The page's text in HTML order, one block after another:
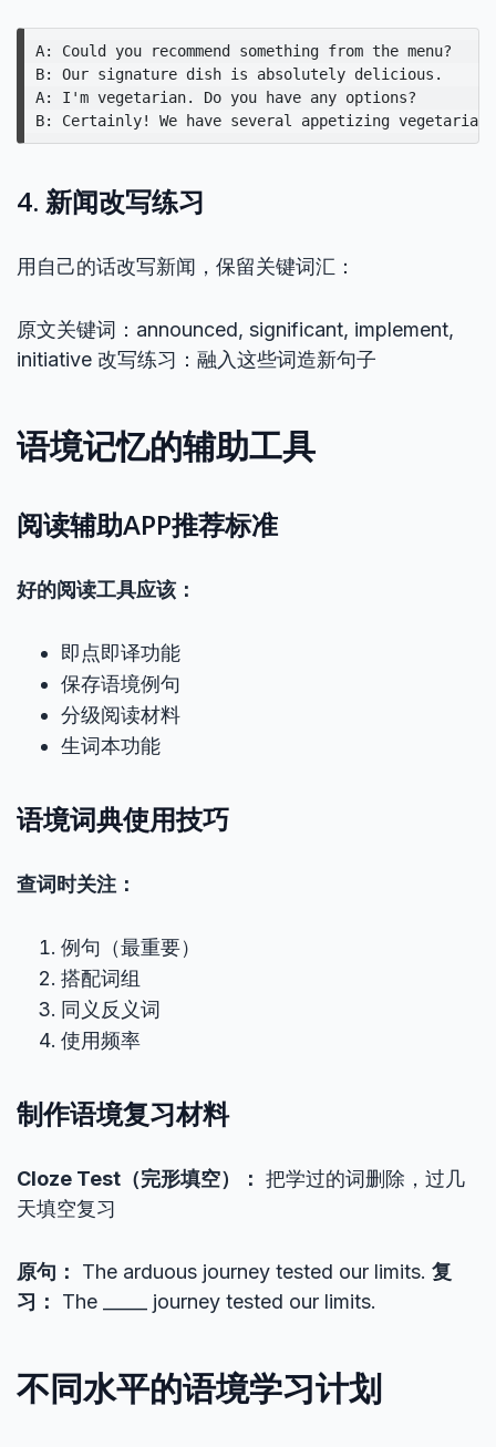
A: Could you recommend something from the menu?
B: Our signature dish is absolutely delicious.
A: I'm vegetarian. Do you have any options?
4. 新闻改写练习
用自己的话改写新闻，保留关键词汇：
原文关键词：announced, significant, implement,
initiative 改写练习：融入这些词造新句子
语境记忆的辅助工具
阅读辅助APP推荐标准
好的阅读工具应该：
即点即译功能
保存语境例句
分级阅读材料
生词本功能
语境词典使用技巧
查词时关注：
例句（最重要）
搭配词组
同义反义词
使用频率
制作语境复习材料
Cloze Test（完形填空）： 把学过的词删除，过几
天填空复习
原句： The arduous journey tested our limits. 复
习：
The _____ journey tested our limits.
不同水平的语境学习计划